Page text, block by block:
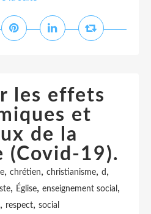
les effets
et
de la
(Covid-19).
, chrétien, christianisme, d ,
, Église, enseignement social ,
, respect, social